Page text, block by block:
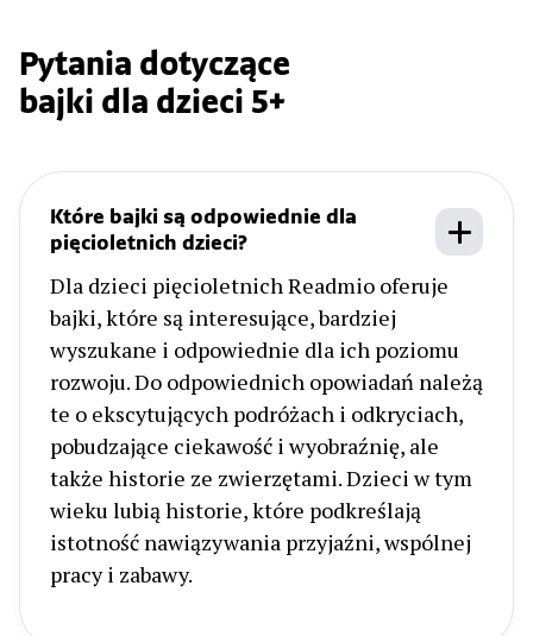
Pytania dotyczące
bajki dla dzieci 5+
Które bajki są odpowiednie dla
pięcioletnich dzieci?
Dla dzieci pięcioletnich Readmio oferuje
bajki, które są interesujące, bardziej
wyszukane i odpowiednie dla ich poziomu
rozwoju. Do odpowiednich opowiadań należą
te o ekscytujących podróżach i odkryciach,
pobudzające ciekawość i wyobraźnię, ale
także historie ze zwierzętami. Dzieci w tym
wieku lubią historie, które podkreślają
istotność nawiązywania przyjaźni, wspólnej
pracy i zabawy.